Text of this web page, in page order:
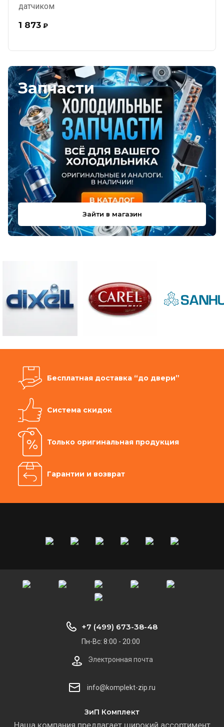
датчиком
1 873 ₽
Запчасти
Зайти в магазин
Бесплатная доставка “до двери”
Система скидок
Только оригинальная продукция
Гарантии и возврат
ЗиП Комплект
Наша компания предлагает широкий ассортимент
+7 (499) 673-38-48
Пн-Вс: 8:00 - 20:00
Электронная почта
info@komplekt-zip.ru